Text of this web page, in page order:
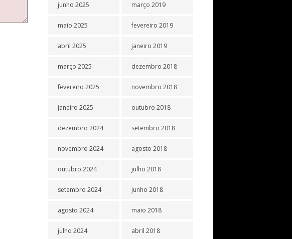
junho 2025
maio 2025
abril 2025
março 2025
fevereiro 2025
janeiro 2025
dezembro 2024
novembro 2024
outubro 2024
setembro 2024
agosto 2024
julho 2024
março 2019
fevereiro 2019
janeiro 2019
dezembro 2018
novembro 2018
outubro 2018
setembro 2018
agosto 2018
julho 2018
junho 2018
maio 2018
abril 2018